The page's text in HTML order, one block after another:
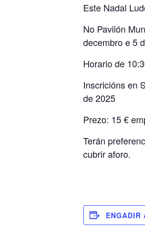
Este Nadal
No Pavilón
decembro e 5
Horario de
Inscricións en
de 2025
Prezo: 15 €
Terán
cubrir aforo.
ENGADIR